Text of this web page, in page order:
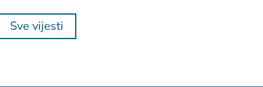
Sve vijesti